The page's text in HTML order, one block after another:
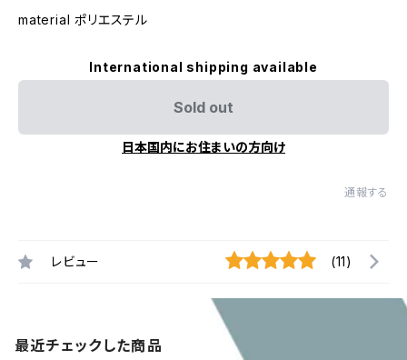
material ポリエステル
International shipping available
Sold out
日本国内にお住まいの方向け
通報する
レビュー (11)
最近チェックした商品